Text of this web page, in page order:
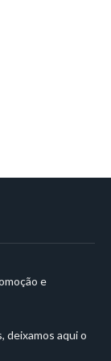
e
deixamos aqui o